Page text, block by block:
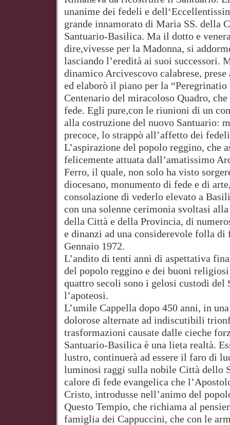
unanime dei fedeli e
grande innamorato di Maria SS. della
Santuario-Basilica. Ma il dotto e
dire,vivesse per la Madonna, si
lasciando l’eredità ai suoi successori.
dinamico Arcivescovo calabrese,
ed elaborò il piano per la
Centenario del miracoloso Quadro,
fede. Egli pure,con le riunioni di un
alla costruzione del nuovo Santuario:
precoce, lo strappò all’affetto dei
L’aspirazione del popolo reggino, che
felicemente attuata dall’amatissimo
Ferro, il quale, non solo ha visto
diocesano, monumento di fede e di
consolazione di vederlo elevato a
con una solenne cerimonia svoltasi
della Città e della Provincia, di
e dinanzi ad una considerevole folla
Gennaio 1972.
L’andito di tenti anni di aspettativa
del popolo reggino e dei buoni
quattro secoli sono i gelosi custodi del
l’apoteosi.
L’umile Cappella dopo 450 anni, in
dolorose alternate ad indiscutibili
trasformazioni causate dalle cieche
Santuario-Basilica è una lieta realtà.
lustro, continuerà ad essere il faro di
luminosi raggi sulla nobile Città dello
calore dì fede evangelica che
Cristo, introdusse nell’animo del
Questo Tempio, che richiama al
famiglia dei Cappuccini, che con le